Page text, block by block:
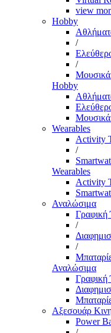
view
Hobby
/
/
Hobby
Wearables
Activity
/
Wearables
Activity
Αναλώσιμα
/
/
Αναλώσιμα
Αξεσουάρ
Power